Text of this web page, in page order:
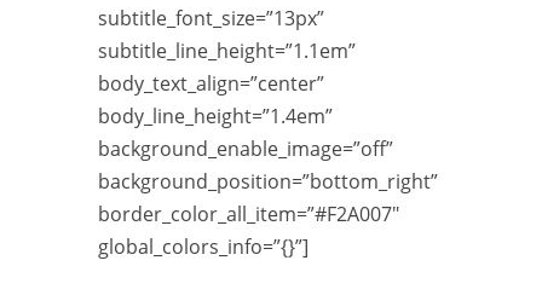
subtitle_font_size=”13px”
subtitle_line_height=”1.1em”
body_text_align=”center”
body_line_height=”1.4em”
background_enable_image=”off”
background_position=”bottom_right”
border_color_all_item=”#F2A007″
global_colors_info=”{}”]